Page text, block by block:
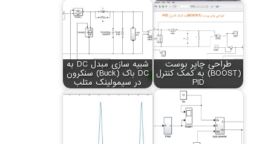
طراحی چاپر بوست
(BOOST) به کمک کنترل
PID
شبیه سازی مبدل DC به
DC باک (Buck) سنکرون
در سیمولینک متلب